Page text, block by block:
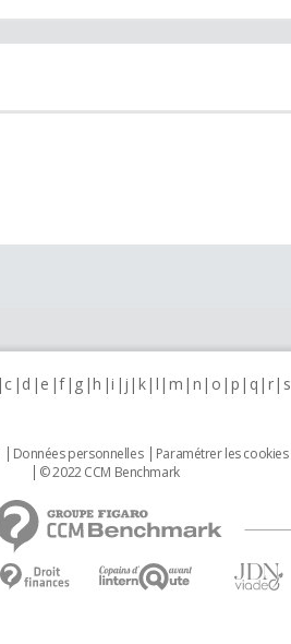
c d e f g h i j k l m n o p q r s
Données personnelles Paramétrer les cookies
© 2022 CCM Benchmark